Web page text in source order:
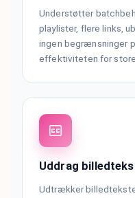
Understøtter
playlister, flere links,
ingen begrænsninger
effektiviteten for
Uddrag
Udtrækker